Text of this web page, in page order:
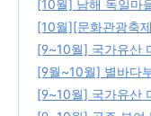
[10월] 남해 독일마
02 ~ 2024.10.05
(5)
[10월][문화관광축
4.10.02 ~
[9~10월] 국가유산
4.09.28 ~
[9월~10월] 별바다
2024.09.21 ~
[9~10월] 국가유산
요지 정보